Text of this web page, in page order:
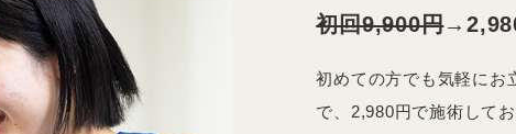
初回9,900円
初めての方でも気軽にお
で、2,980円で施術して